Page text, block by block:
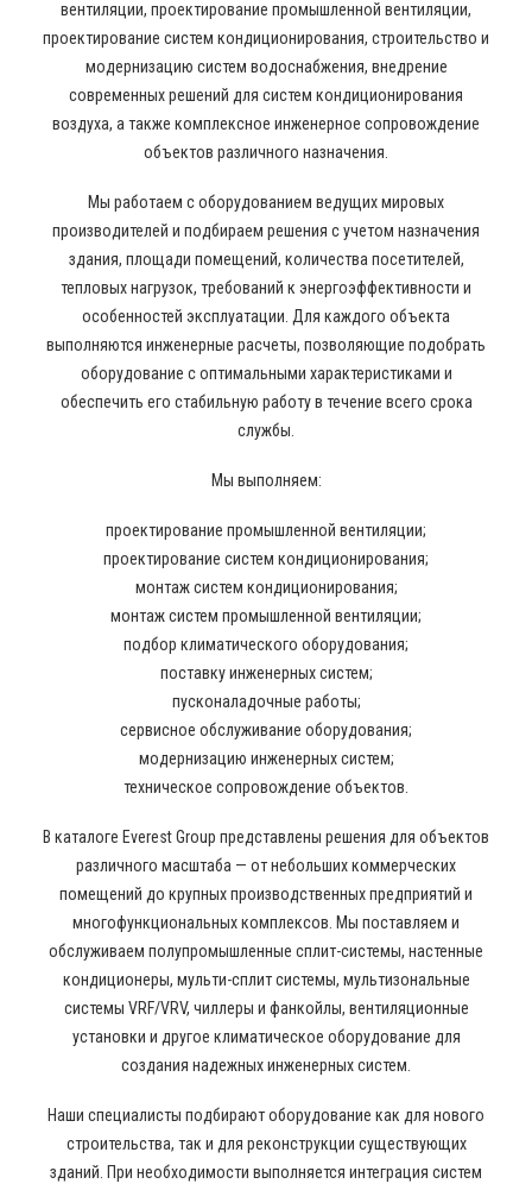
вентиляции, проектирование промышленной вентиляции,
проектирование систем кондиционирования, строительство и
модернизацию систем водоснабжения, внедрение
современных решений для систем кондиционирования
воздуха, а также комплексное инженерное сопровождение
объектов различного назначения.
Мы работаем с оборудованием ведущих мировых
производителей и подбираем решения с учетом назначения
здания, площади помещений, количества посетителей,
тепловых нагрузок, требований к энергоэффективности и
особенностей эксплуатации. Для каждого объекта
выполняются инженерные расчеты, позволяющие подобрать
оборудование с оптимальными характеристиками и
обеспечить его стабильную работу в течение всего срока
службы.
Мы выполняем:
проектирование промышленной вентиляции;
проектирование систем кондиционирования;
монтаж систем кондиционирования;
монтаж систем промышленной вентиляции;
подбор климатического оборудования;
поставку инженерных систем;
пусконаладочные работы;
сервисное обслуживание оборудования;
модернизацию инженерных систем;
техническое сопровождение объектов.
В каталоге Everest Group представлены решения для объектов
различного масштаба — от небольших коммерческих
помещений до крупных производственных предприятий и
многофункциональных комплексов. Мы поставляем и
обслуживаем полупромышленные сплит-системы, настенные
кондиционеры, мульти-сплит системы, мультизональные
системы VRF/VRV, чиллеры и фанкойлы, вентиляционные
установки и другое климатическое оборудование для
создания надежных инженерных систем.
Наши специалисты подбирают оборудование как для нового
строительства, так и для реконструкции существующих
зданий. При необходимости выполняется интеграция систем